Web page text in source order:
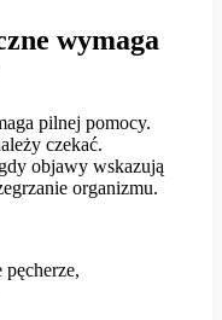
wymaga
pilnej pomocy.
czekać.
objawy wskazują
organizmu.
pęcherze,